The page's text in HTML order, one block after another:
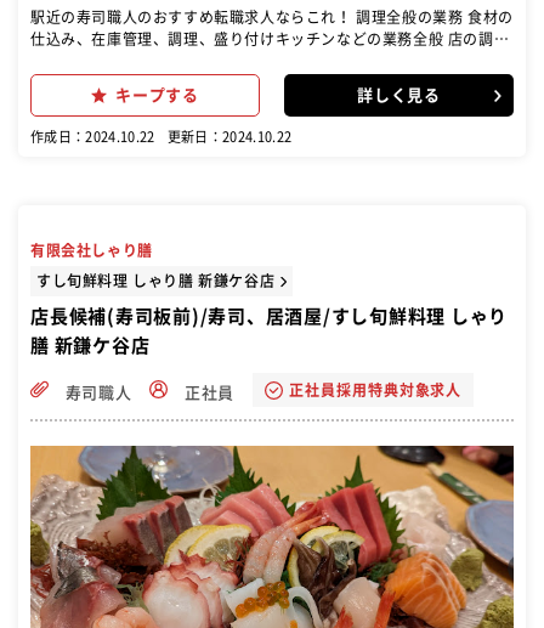
駅近の寿司職人のおすすめ転職求人ならこれ！ 調理全般の業務 食材の
仕込み、在庫管理、調理、盛り付けキッチンなどの業務全般 店の調理
タッフとしての立ち上げにも通じるチャンスがある 店舗運営サポート
調理長候補として、店舗全体の調理や運営にも関与します。 技術向上
のための取り組み
キープする 詳しく見る
作成日：2024.10.22 更新日：2024.10.22
有限会社しゃり膳
すし旬鮮料理 しゃり膳 新鎌ケ谷店
店長候補(寿司板前)/寿司、居酒屋/すし旬鮮料理 しゃり
膳 新鎌ケ谷店
寿司職人 正社員 正社員採用特典対象求人